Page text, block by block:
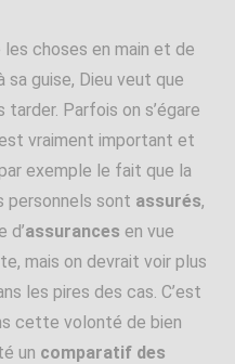
choses en main et de
sa guise, Dieu veut que
Parfois on s’égare
vraiment important et
exemple le fait que la
sont assurés,
d’assurances en vue
mais on devrait voir plus
les pires des cas. C’est
cette volonté de bien
un comparatif des